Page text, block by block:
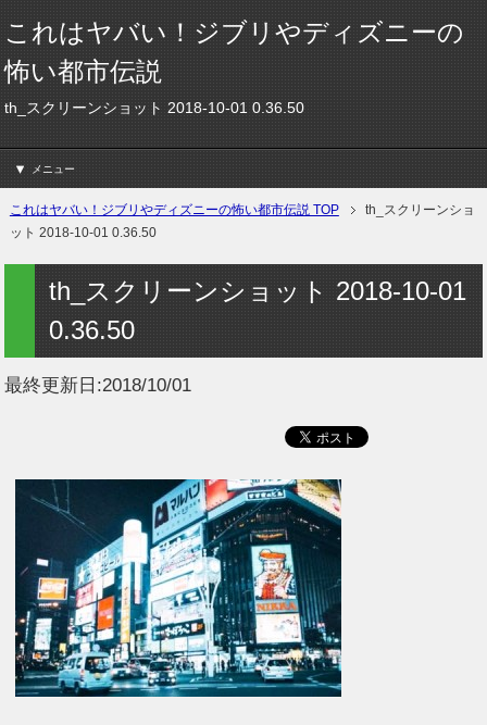
これはヤバい！ジブリやディズニーの
怖い都市伝説
th_スクリーンショット 2018-10-01 0.36.50
メニュー
これはヤバい！ジブリやディズニーの怖い都市伝説 TOP
th_スクリーンショ
ット 2018-10-01 0.36.50
th_スクリーンショット 2018-10-01
0.36.50
最終更新日:2018/10/01